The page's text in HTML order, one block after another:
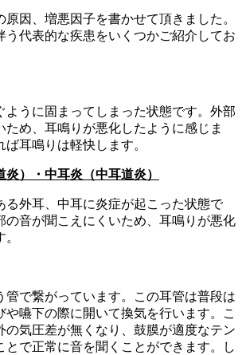
原因、増悪因子を書かせて頂きました。
う代表的な疾患をいくつかご紹介してお
ように固まってしまった状態です。外部
ため、耳鳴りが悪化したように感じま
耳鳴りは軽快します。
炎）・中耳炎（中耳道炎）
る外耳、中耳に炎症が起こった状態で
の音が聞こえにくいため、耳鳴りが悪化
管で繋がっています。この耳管は普段は
や嚥下の際に開いて換気を行います。こ
の気圧差が無くなり、鼓膜が適度なテン
とで正常に音を聞くことができます。し